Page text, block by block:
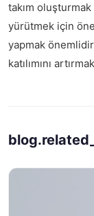
takım
yürütmek için
yapmak
katılımını